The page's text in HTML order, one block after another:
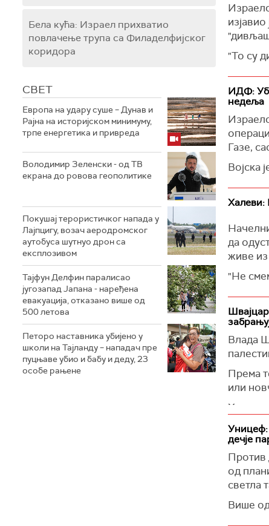
Бела кућа: Израел прихватио
повлачење трупа са Филаделфијског
коридора
СВЕТ
Европа на удару суше – Дунав и
Рајна на историјском минимуму,
трпе енергетика и привреда
Володимир Зеленски - од ТВ
екрана до ровова геополитике
Покушај терористичког напада у
Лајпцигу, возач аеродромског
аутобуса шутнуо дрон са
експлозивом
Тајфун Делфин паралисао
југозапад Јапана - наређена
евакуација, отказано више од
500 летова
Петоро наставника убијено у
школи на Тајланду – нападач пре
пуцњаве убио и бабу и деду, 23
особе рањене
"То су
Према
из
ИДФ
"Газа
остане
(Times
ИДФ:
недеља
Газе,
Војска
(Times
Халеви:
да
живе из
"Не
врати
(Times
Влада
Према
или
Хамас и
да
Уницеф:
дечје
Против
од
светла
Више